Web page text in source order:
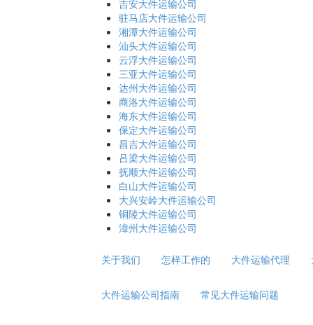
吉安大件运输公司
驻马店大件运输公司
湘潭大件运输公司
汕头大件运输公司
云浮大件运输公司
三亚大件运输公司
达州大件运输公司
商洛大件运输公司
海东大件运输公司
保定大件运输公司
昌吉大件运输公司
吕梁大件运输公司
抚顺大件运输公司
白山大件运输公司
大兴安岭大件运输公司
铜陵大件运输公司
漳州大件运输公司
关于我们 怎样工作的 大件运输代理
大件运输公司指南 常见大件运输问题